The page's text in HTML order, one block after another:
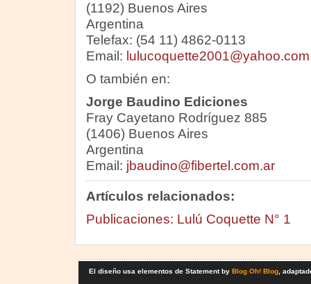
(1192) Buenos Aires
Argentina
Telefax: (54 11) 4862-0113
Email:
O también en:
Jorge Baudino Ediciones
Fray Cayetano Rodríguez 885
(1406) Buenos Aires
Argentina
Email: jbaudino@fibertel.com.ar
Artículos relacionados:
Publicaciones: Lulú Coquette N° 1
El diseño usa elementos de Statement by Blog Oh! Blog,